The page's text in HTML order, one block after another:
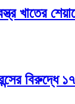
খাতের
বিরুদ্ধে